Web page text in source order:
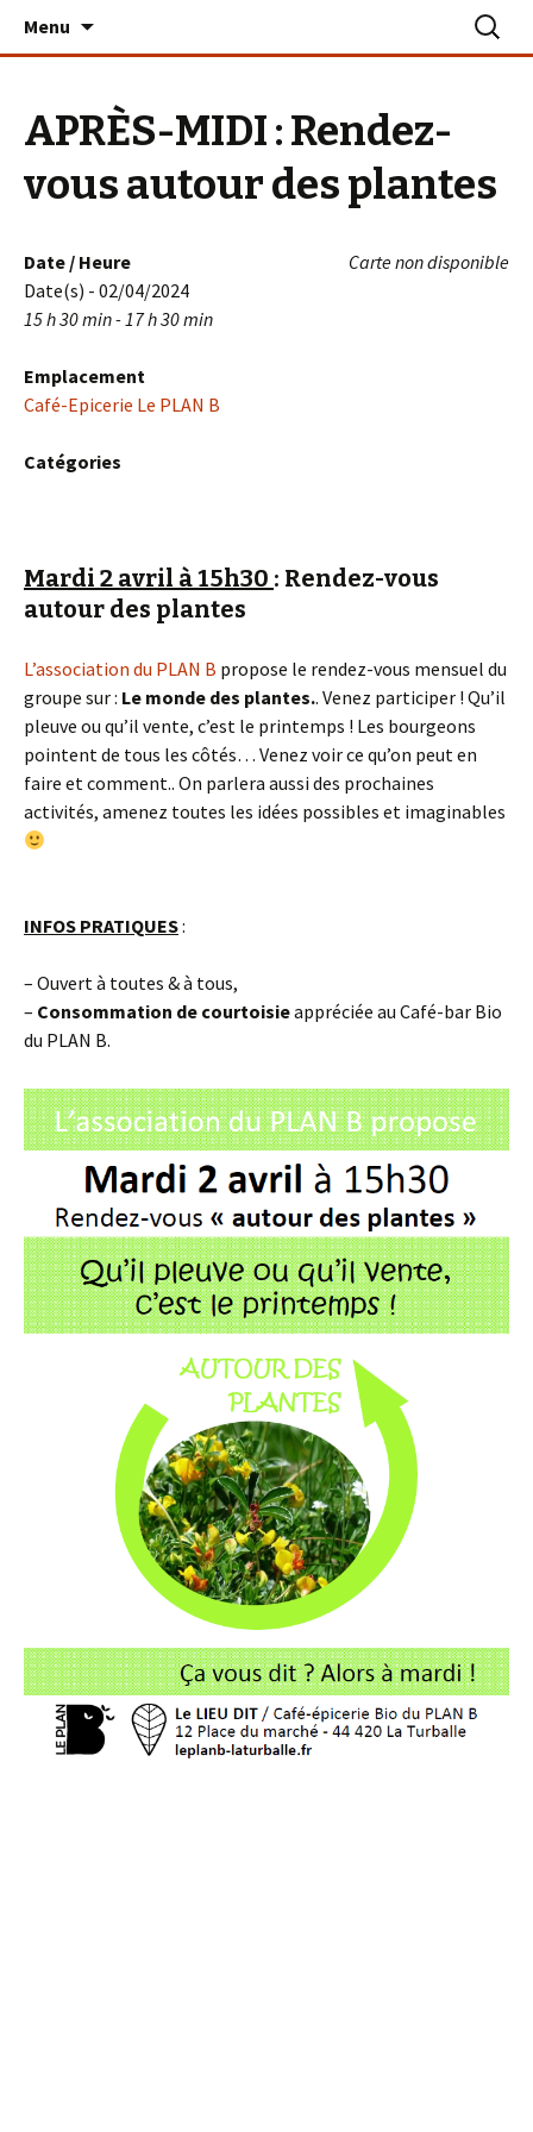
Le PLAN B – La Turballe
Menu
APRÈS-MIDI : Rendez-
vous autour des plantes
Carte non disponible
Date / Heure
Date(s) - 02/04/2024
15 h 30 min - 17 h 30 min
Emplacement
Café-Epicerie Le PLAN B
Catégories
Mardi 2 avril à 15h30 : Rendez-vous
autour des plantes
L’association du PLAN B propose le rendez-vous mensuel du
groupe sur : Le monde des plantes.. Venez participer ! Qu’il
pleuve ou qu’il vente, c’est le printemps ! Les bourgeons
pointent de tous les côtés… Venez voir ce qu’on peut en
faire et comment.. On parlera aussi des prochaines
activités, amenez toutes les idées possibles et imaginables
INFOS PRATIQUES:
– Ouvert à toutes & à tous,
– Consommation de courtoisieappréciée au Café-bar Bio
du PLAN B.